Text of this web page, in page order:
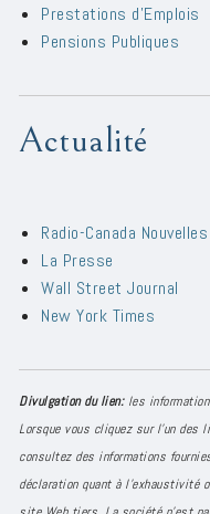
Prestations d'Emplois
Pensions Publiques
Actualité
Radio-Canada Nouvelles
La Presse
Wall Street Journal
New York Times
Divulgation du lien: les
Lorsque vous cliquez sur l'un
consultez des informations
déclaration quant à l'exhaustivité